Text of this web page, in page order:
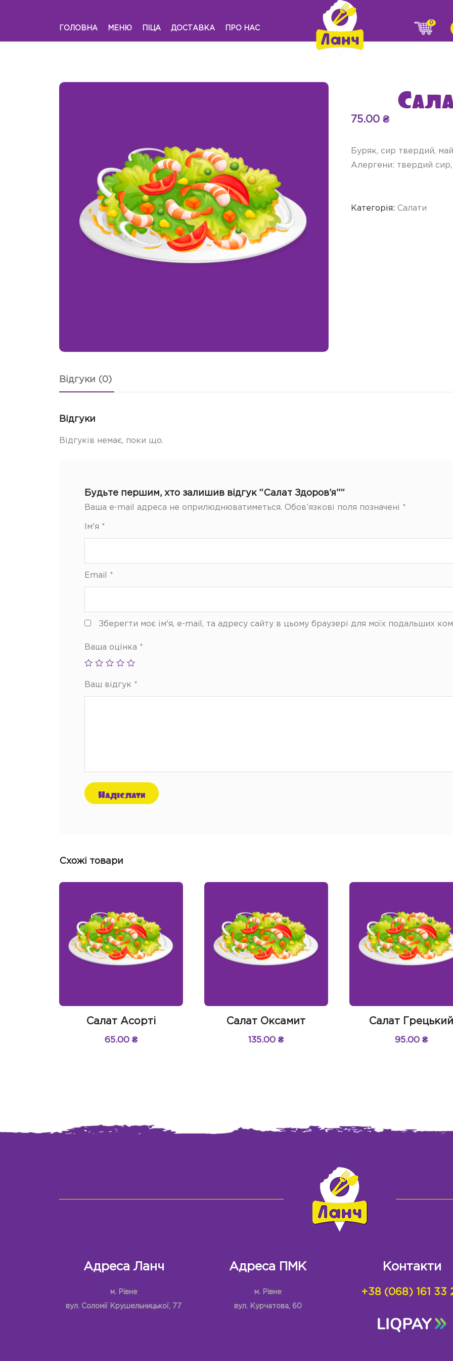
ГОЛОВНА МЕНЮ ПІЦА ДОСТАВКА ПРО НАС
0
75.00₴
Буряк, сир твердий,
Алергени: твердий сир,
Категорія:Салати
Відгуки (0)
Відгуки
Відгуків немає, поки що.
Будьте першим, хто залишив відгук “Салат Здоров’я”“
Ваша e-mail адреса не оприлюднюватиметься. Обов’язкові поля позначені *
Ім'я *
Email *
Зберегти моє ім'я, e-mail, та адресу сайту в цьому браузері для моїх подальших
Ваша оцінка *
Ваш відгук *
Схожі товари
Салат Асорті
65.00 ₴
Салат Оксамит
135.00₴
Салат Грецький
95.00 ₴
Адреса Ланч
м. Рівне
вул. Соломії Крушельницької, 77
Адреса ПМК
м. Рівне
вул. Курчатова, 60
Контакти
+38 (068) 161 33